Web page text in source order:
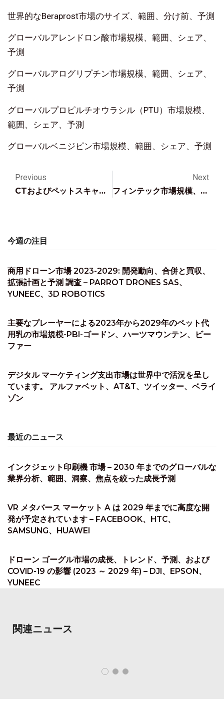
世界的なBeraprost市場のサイズ、範囲、分け前、予測
グローバルアレンドロン酸市場規模、範囲、シェア、
予測
グローバルアログリプチン市場規模、範囲、シェア、
予測
グローバルプロピルチオウラシル（PTU）市場規模、
範囲、シェア、予測
グローバルベニジピン市場規模、範囲、シェア、予測
Previous
CTおよびペットスキャナー 市場 サイズ – 世界の業界分析、成長、シェア、トレンド、機会、および予測 2023-2030
Next
フィンテック市場規模、シェア、分析、レポート 2023-2028
今週の注目
商用ドローン市場 2023-2029: 開発動向、合併と買収、
拡張計画と予測 調査 – PARROT DRONES SAS、
YUNEEC、3D ROBOTICS
主要なプレーヤーによる2023年から2029年のペット代
用乳の市場規模-PBI-ゴードン、ハーツマウンテン、ビー
ファー
デジタル マーケティング支出市場は世界中で活況を呈し
ています。 アルファベット、AT&T、ツイッター、ベライ
ゾン
最近のニュース
インクジェット印刷機 市場 – 2030 年までのグローバルな
業界分析、範囲、洞察、焦点を絞った成長予測
VR メタバース マーケット A は 2029 年までに高度な開
発が予定されています – FACEBOOK、HTC、
SAMSUNG、HUAWEI
ドローン ゴーグル市場の成長、トレンド、予測、および
COVID-19 の影響 (2023 ～ 2029 年) – DJI、EPSON、
YUNEEC
関連ニュース